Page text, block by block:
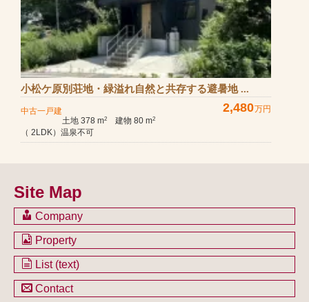
小松ケ原別荘地・緑溢れ自然と共存する避暑地 ...
中古一戸建 2,480万円
土地 378 m2 建物 80 m2
（ 2LDK）温泉不可
Site Map
Company
会社のご案内
不動産を購入したい方
不動産を売却したい方
不動産買取システム
Property
土地一覧
戸建一覧
マンション一覧
List (text)
土地一覧
Contact